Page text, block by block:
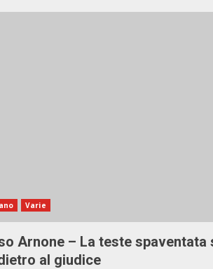
Varie
Arnone – La teste spaventata
al giudice